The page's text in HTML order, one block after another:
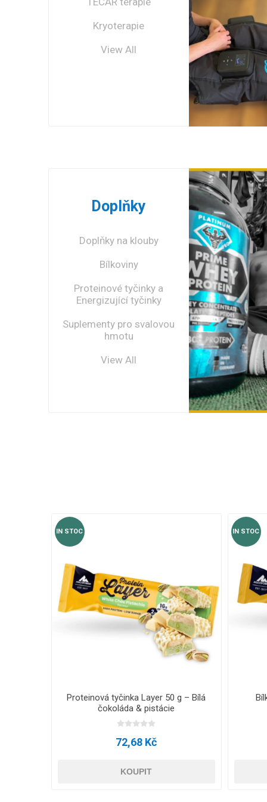
Kryoterapie
View All
- Kompresní
Doplňky
Doplňky na klouby
Bílkoviny
Proteinové tyčinky a
Energizující tyčinky
Suplementy pro svalovou
hmotu
View All
IN STOC
Proteinová tyčinka Layer 50 g – Bílá
čokoláda & pistácie
72,68 Kč
KOUPIT
IN STOC